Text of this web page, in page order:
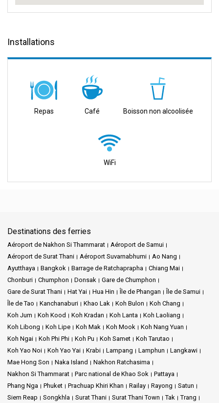
Installations
Repas Café Boisson non alcoolisée
WiFi
Destinations des ferries
Aéroport de Nakhon Si Thammarat
Aéroport de Samui
Aéroport de Surat Thani
Aéroport Suvarnabhumi
Ao Nang
Ayutthaya
Bangkok Barrage de Ratchaprapha
Chiang Mai
Chonburi
Chumphon Donsak
Gare de Chumphon
Gare de Surat Thani
Hat Yai Hua Hin Île de Phangan
Île de Samui
Île de Tao
Kanchanaburi Khao Lak Koh Bulon
Koh Chang
Koh Jum
Koh Kood Koh Kradan Koh Lanta
Koh Laoliang
Koh Libong
Koh Lipe Koh Mak Koh Mook
Koh Nang Yuan
Koh Ngai
Koh Phi Phi Koh Pu Koh Samet
Koh Tarutao
Koh Yao Noi
Koh Yao Yai Krabi Lampang Lamphun
Langkawi
Mae Hong Son
Naka Island
Nakhon Ratchasima
Nakhon Si Thammarat
Parc national de Khao Sok
Pattaya
Phang Nga
Phuket Prachuap Khiri Khan Railay Rayong
Satun
Siem Reap
Songkhla Surat Thani Surat Thani Town Tak Trang